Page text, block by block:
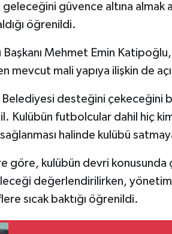
güvence altına almak
öğrenildi.
Mehmet Emin Katipoğlu,
mevcut mali yapıya ilişkin de
desteğini çekeceğini
Kulübün futbolcular dahil hiç
halinde kulübü
göre, kulübün devri konusunda
değerlendirilirken,
sıcak baktığı öğrenildi.